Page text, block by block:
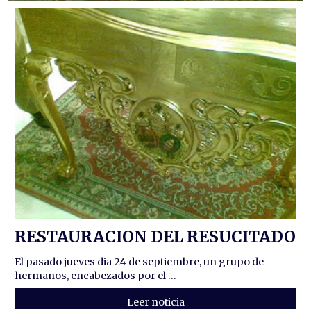
RESTAURACION DEL RESUCITADO
El pasado jueves dia 24 de septiembre, un grupo de
hermanos, encabezados por el ...
Leer noticia